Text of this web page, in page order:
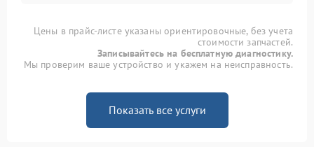
Цены в прайс-листе указаны ориентировочные, без учета
стоимости запчастей.
Записывайтесь на бесплатную диагностику.
Мы проверим ваше устройство и укажем на неисправность.
Показать все услуги